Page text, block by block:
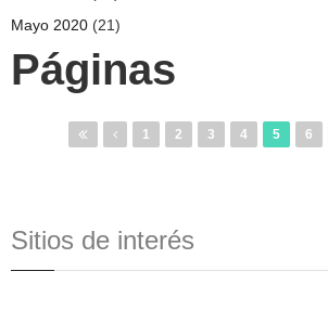
Mayo 2020 (21)
Páginas
1 2 3 4 5 6
Sitios de interés